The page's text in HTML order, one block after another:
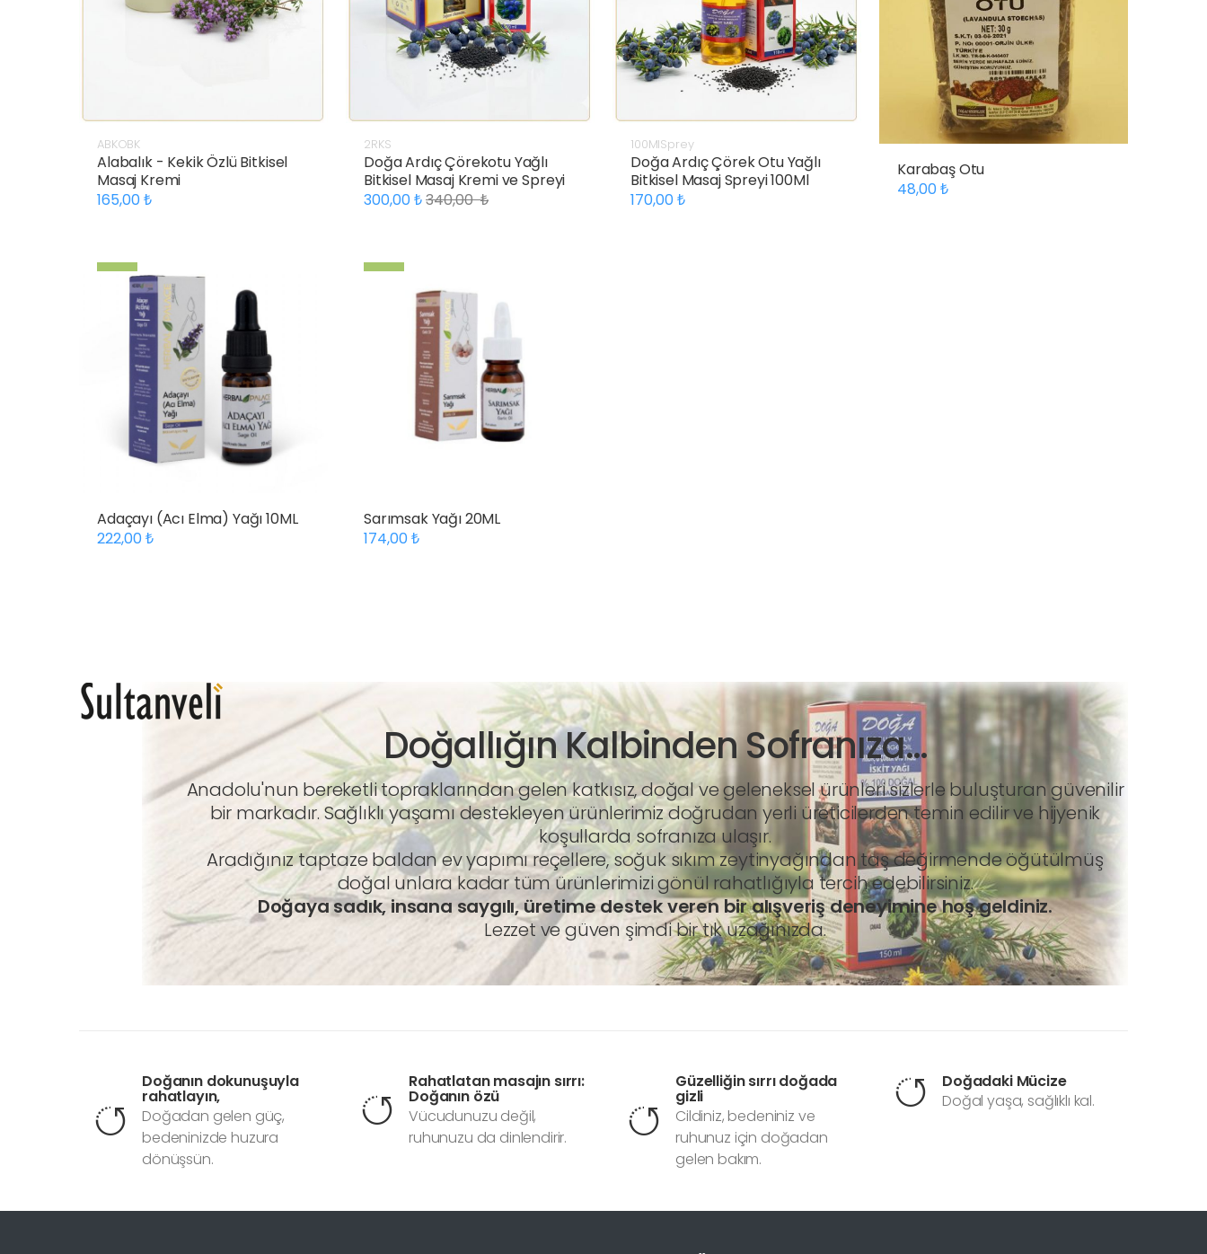
ABKOBK
Alabalık - Kekik Özlü Bitkisel
Masaj Kremi
165,00
2RKS
Doğa Ardıç Çörekotu Yağlı
Bitkisel Masaj Kremi ve Spreyi
300,00
340,00
100MlSprey
Doğa Ardıç Çörek Otu Yağlı
Bitkisel Masaj Spreyi 100Ml
170,00
Karabaş Otu
48,00
Adaçayı (Acı Elma) Yağı 10ML
222,00
Sarımsak Yağı 20ML
174,00
Doğallığın Kalbinden Sofranıza…
Anadolu'nun bereketli topraklarından gelen katkısız, doğal ve geleneksel ürünleri sizlerle buluşturan güvenilir
bir markadır. Sağlıklı yaşamı destekleyen ürünlerimiz doğrudan yerli üreticilerden temin edilir ve hijyenik
koşullarda sofranıza ulaşır.
Aradığınız taptaze baldan ev yapımı reçellere, soğuk sıkım zeytinyağından taş değirmende öğütülmüş
doğal unlara kadar tüm ürünlerimizi gönül rahatlığıyla tercih edebilirsiniz.
Doğaya sadık, insana saygılı, üretime destek veren bir alışveriş deneyimine hoş geldiniz.
Lezzet ve güven şimdi bir tık uzağınızda.
Doğanın dokunuşuyla
rahatlayın,
Doğadan gelen güç,
bedeninizde huzura
dönüşsün.
Rahatlatan masajın sırrı:
Doğanın özü
Vücudunuzu değil,
ruhunuzu da dinlendirir.
Güzelliğin sırrı doğada
gizli
Cildiniz, bedeniniz ve
ruhunuz için doğadan
gelen bakım.
Doğadaki Mücize
Doğal yaşa, sağlıklı kal.